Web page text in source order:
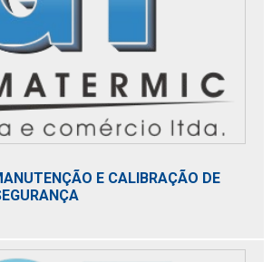
microbiológico
de nitrogênio
E CALIBRAÇÃO DE